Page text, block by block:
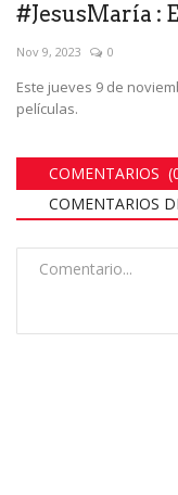
#JesusMaría :
Nov 9, 2023 0
Este jueves 9 de
películas.
COMENTARIOS
COMENTARIOS